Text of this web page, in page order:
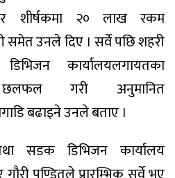
शीर्षकमा २० लाख रकम
समेत उनले दिए । सर्वे पछि शहरी
कार्यालयलगायतका
छलफल गरी अनुमानित
बढाइने उनले बताए ।
सडक डिभिजन कार्यालय